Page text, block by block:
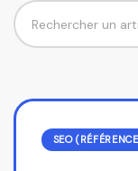
Rechercher
SEO